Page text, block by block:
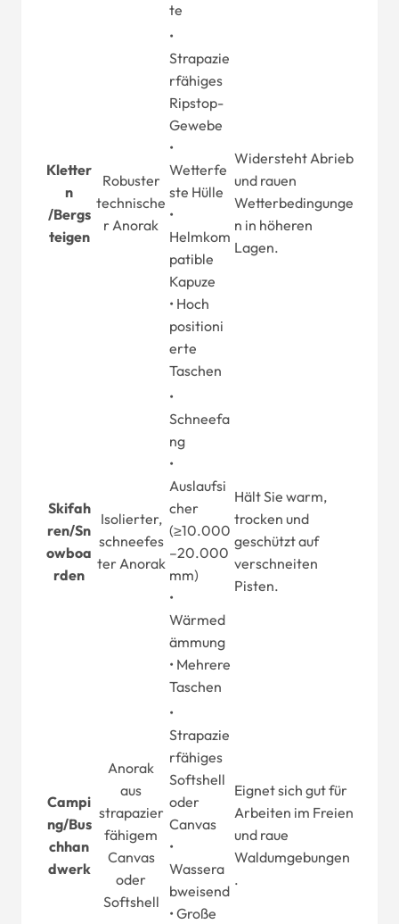
te
Kletter
n
/Bergs
teigen
Robuster
technische
r Anorak
•
Strapazie
rfähiges
Ripstop-
Gewebe
•
Wetterfe
ste Hülle
•
Helmkom
patible
Kapuze
• Hoch
positioni
erte
Taschen
Widersteht Abrieb
und rauen
Wetterbedingunge
n in höheren
Lagen.
Skifah
ren/Sn
owboa
rden
Isolierter,
schneefes
ter Anorak
•
Schneefa
ng
•
Auslaufsi
cher
(≥10.000
–20.000
mm)
•
Wärmed
ämmung
• Mehrere
Taschen
Hält Sie warm,
trocken und
geschützt auf
verschneiten
Pisten.
Campi
ng/Bus
chhan
dwerk
Anorak
aus
strapazier
fähigem
Canvas
oder
Softshell
•
Strapazie
rfähiges
Softshell
oder
Canvas
•
Wassera
bweisend
• Große
Eignet sich gut für
Arbeiten im Freien
und raue
Waldumgebungen
.